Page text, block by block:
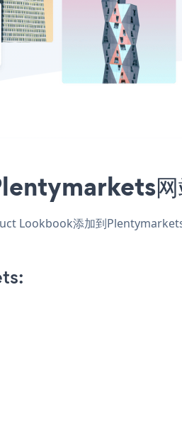
网
Lookbook添加到